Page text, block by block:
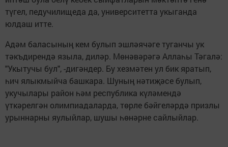
түгел, педучилищеда да, университетта укыганда
юлдаш итте.
Адәм баласының кем булып эшләячәге туганчы ук
тәкъдирендә языла, диләр. Мөнәвәрәгә Аллаһы Тәгалә:
"Укытучы бул", -дигәндер. Бу хезмәтен ул бик яратып,
һич ялыкмыйча башкара. Шуның нәтиҗәсе булып,
укучылары район һәм республика күләмендә
үткәрелгән олимпиадаларда, төрле бәйгеләрдә призлы
урыннарны яулыйлар, шушы һөнәрне сайлыйлар.